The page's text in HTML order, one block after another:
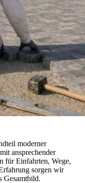
moderner
ansprechender
für Einfahrten, Wege,
sorgen wir
Gesamtbild.